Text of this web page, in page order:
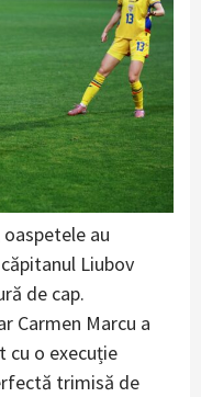
au
Liubov
de cap.
Carmen Marcu a
o execuție
trimisă de